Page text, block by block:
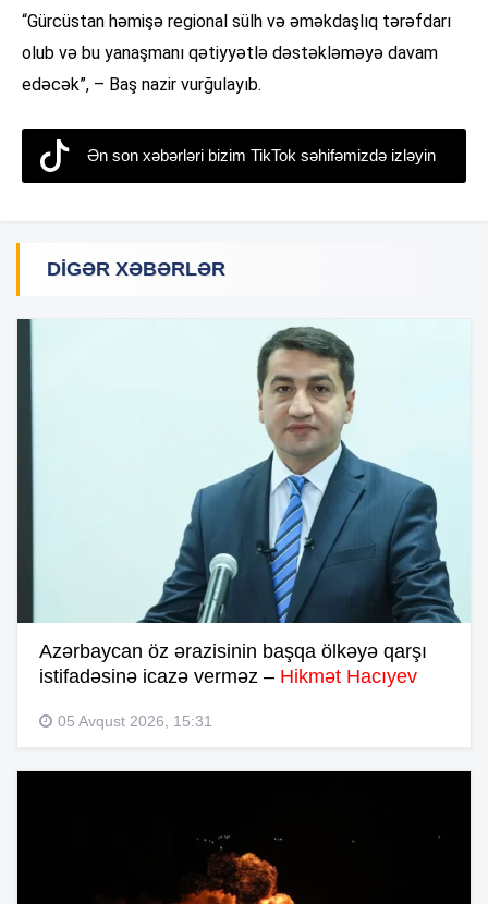
“Gürcüstan həmişə regional sülh və əməkdaşlıq tərəfdarı
olub və bu yanaşmanı qətiyyətlə dəstəkləməyə davam
edəcək”, – Baş nazir vurğulayıb.
Ən son xəbərləri bizim TikTok səhifəmizdə izləyin
DIGƏR XƏBƏRLƏR
Azərbaycan öz ərazisinin başqa ölkəyə qarşı
istifadəsinə icazə verməz – Hikmət Hacıyev
05 Avqust 2026, 15:31